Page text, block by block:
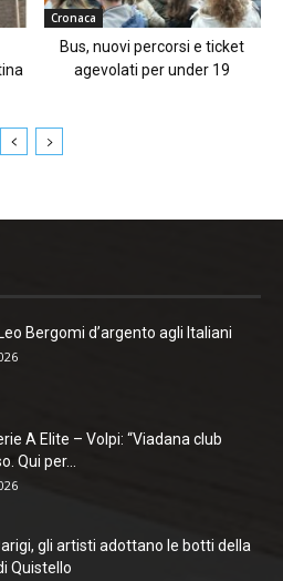
Cronaca
Bus, nuovi percorsi e ticket
agevolati per under 19
Bergomi d’argento agli Italiani
A Elite – Volpi: “Viadana club
Qui per...
gli artisti adottano le botti della
Quistello